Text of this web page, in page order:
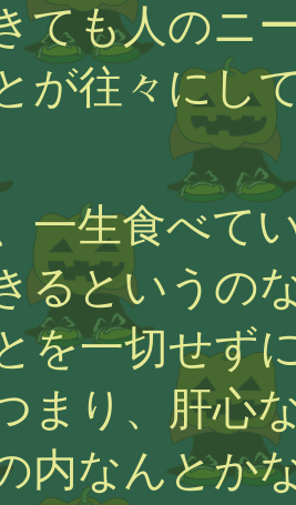
ても人のニ
が往々にし
一生食べて
るというの
を一切せず
まり、肝心
内なんとか